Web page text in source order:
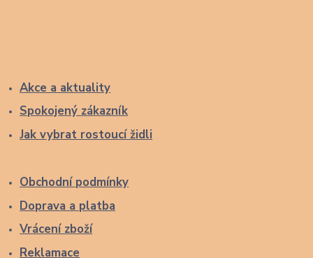
Akce a aktuality
Spokojený zákazník
Jak vybrat rostoucí židli
Obchodní podmínky
Doprava a platba
Vrácení zboží
Reklamace